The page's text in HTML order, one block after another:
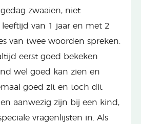
zwaaien, niet
van 1 jaar en met 2
van twee woorden spreken.
eerst goed bekeken
wel goed kan zien en
goed zit en toch dit
aanwezig zijn bij een kind,
vragenlijsten in. Als